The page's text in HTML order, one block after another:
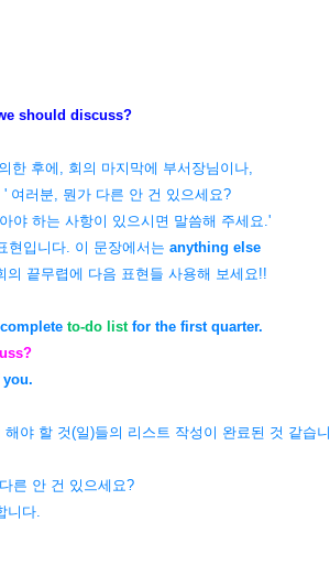
discuss?
한 후에, 회의 마지막에 부서장님이나,
러분, 뭔가 다른 안 건 있으세요?
하는 사항이 있으시면 말씀해 주세요.'
입니다. 이 문장에서는 anything else
의 끝무렵에 다음 표현들 사용해 보세요!!
to-do listfor the first quarter.
야 할 것(일)들의 리스트 작성이 완료된 것 같습니
른 안 건 있으세요?
니다.